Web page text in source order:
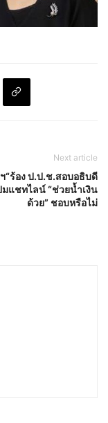
Next article
“ร้อง ป.ป.ช.สอบอธิบดี
แชทไลน์ “ช่วยน้ำเงิน
ด้วย” ชอบหรือไม่